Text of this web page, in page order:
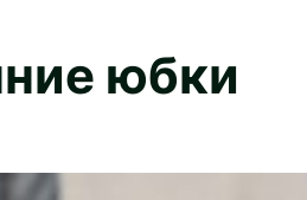
юбки